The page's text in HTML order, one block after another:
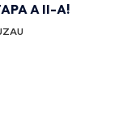
A II-A!